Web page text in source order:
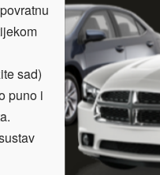
sad)
puno i